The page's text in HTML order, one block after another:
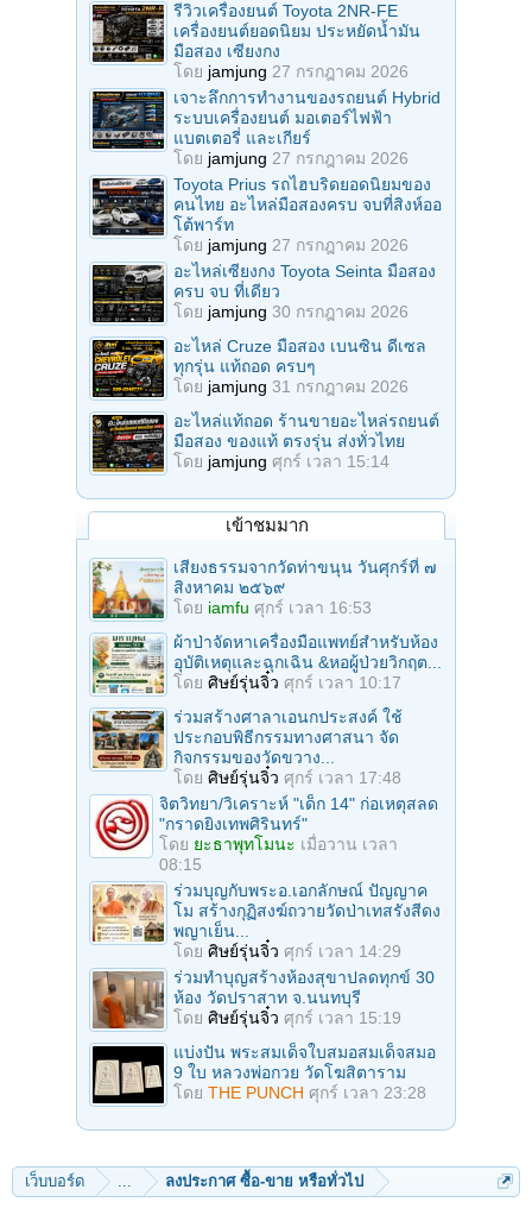
รีวิวเครื่องยนต์ Toyota 2NR-FE
เครื่องยนต์ยอดนิยม ประหยัดน้ำมัน
มือสอง เซียงกง
โดย jamjung 27 กรกฎาคม 2026
เจาะลึกการทำงานของรถยนต์ Hybrid
ระบบเครื่องยนต์ มอเตอร์ไฟฟ้า
แบตเตอรี่ และเกียร์
โดย jamjung 27 กรกฎาคม 2026
Toyota Prius รถไฮบริดยอดนิยมของ
คนไทย อะไหล่มือสองครบ จบที่สิงห์ออ
โต้พาร์ท
โดย jamjung 27 กรกฎาคม 2026
อะไหล่เซียงกง Toyota Seinta มือสอง
ครบ จบ ที่เดียว
โดย jamjung 30 กรกฎาคม 2026
อะไหล่ Cruze มือสอง เบนซิน ดีเซล
ทุกรุ่น แท้ถอด ครบๆ
โดย jamjung 31 กรกฎาคม 2026
อะไหล่แท้ถอด ร้านขายอะไหล่รถยนต์
มือสอง ของแท้ ตรงรุ่น ส่งทั่วไทย
โดย jamjung ศุกร์ เวลา 15:14
เข้าชมมาก
เสียงธรรมจากวัดท่าขนุน วันศุกร์ที่ ๗
สิงหาคม ๒๕๖๙
โดย iamfu ศุกร์ เวลา 16:53
ผ้าป่าจัดหาเครื่องมือแพทย์สำหรับห้อง
อุบัติเหตุและฉุกเฉิน &หอผู้ป่วยวิกฤต...
โดย ศิษย์รุ่นจิ๋ว ศุกร์ เวลา 10:17
ร่วมสร้างศาลาเอนกประสงค์ ใช้
ประกอบพิธีกรรมทางศาสนา จัด
กิจกรรมของวัดขวาง...
โดย ศิษย์รุ่นจิ๋ว ศุกร์ เวลา 17:48
จิตวิทยา/วิเคราะห์ "เด็ก 14" ก่อเหตุสลด
"กราดยิงเทพศิรินทร์"
โดย ยะธาพุทโมนะ เมื่อวาน เวลา
08:15
ร่วมบุญกับพระอ.เอกลักษณ์ ปัญญาค
โม สร้างกุฏิสงฆ์ถวายวัดป่าเทสรังสีดง
พญาเย็น...
โดย ศิษย์รุ่นจิ๋ว ศุกร์ เวลา 14:29
ร่วมทําบุญสร้างห้องสุขาปลดทุกข์ 30
ห้อง วัดปราสาท จ.นนทบุรี
โดย ศิษย์รุ่นจิ๋ว ศุกร์ เวลา 15:19
แบ่งปัน พระสมเด็จใบสมอสมเด็จสมอ
9 ใบ หลวงพ่อกวย วัดโฆสิตาราม
โดย THE PUNCH ศุกร์ เวลา 23:28
เว็บบอร์ด ... ลงประกาศ ซื้อ-ขาย หรือทั่วไป